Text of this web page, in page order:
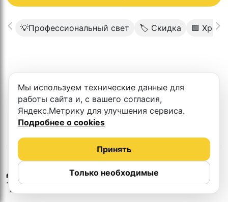
💡Профессиональный свет 🏷 Скидка 🟩
студии
Другие студии в Нижнем
Тагиле
Мы используем технические данные для
работы сайта и, с вашего согласия,
Яндекс.Метрику для улучшения сервиса.
Подробнее о cookies
Только необходимые
Принять